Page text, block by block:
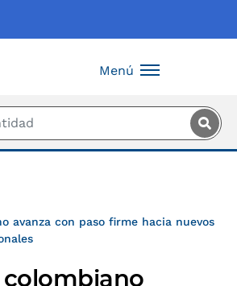
Menú
avanza con paso firme hacia nuevos